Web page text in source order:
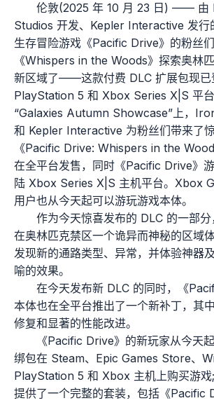
伦敦(2025 年 10 月 23 日) —— 由
Studios 开发、Kepler Interactive 发行
生存冒险游戏《Pacific Drive》的粉丝
《Whispers in the Woods》探索奥林
新区域了——这款付费 DLC 扩展包现已
PlayStation 5 和 Xbox Series X|S 平
“Galaxies Autumn Showcase”上，
和 Kepler Interactive 为粉丝们带来了
《Pacific Drive: Whispers in the
在全平台发售，同时《Pacific Drive》
陆 Xbox Series X|S 主机平台。Xbox
用户也从今天起可以游玩游戏本体。
作为今天惊喜发布的 DLC 的一部
在奥林匹克禁区一个诡异而神秘的区域
发现新的通路类型、异常，并体验神器
喻的效果。
在今天发布新 DLC 的同时，《
本体也在全平台推出了一个新补丁，其
修复和显著的性能改进。
《Pacific Drive》的新玩家从今天
绑包在 Steam、Epic Games Store、
PlayStation 5 和 Xbox 主机上购买游戏
提供了一个完整的套装，包括《Pacific